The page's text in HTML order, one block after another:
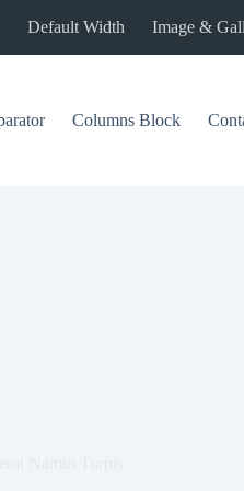
Default Width Image &
Columns Block